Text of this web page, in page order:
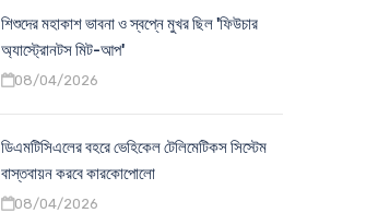
শিশুদের মহাকাশ ভাবনা ও স্বপ্নে মুখর ছিল 'ফিউচার
অ্যাস্ট্রোনটস মিট-আপ'
08/04/2026
ডিএমটিসিএলের বহরে ভেহিকেল টেলিমেটিকস সিস্টেম
বাস্তবায়ন করবে কারকোপোলো
08/04/2026